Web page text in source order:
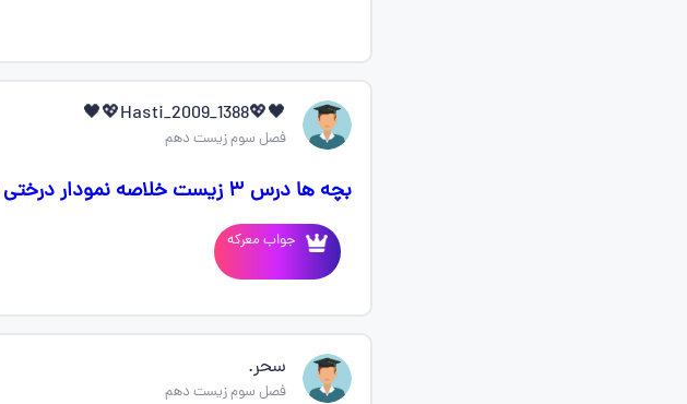
🖤💖Hasti_2009_1388💖🖤
فصل سوم زیست دهم
بچه ها درس ۳ زیست خلاصه نمودار درختی شو دارید اگه دارید بفرستید
جواب معرکه
سحر.
فصل سوم زیست دهم